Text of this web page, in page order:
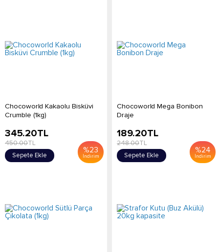
Chocoworld Kakaolu Bisküvi
Crumble (1kg)
%23
İndirim
345.20TL
450.00TL
Sepete Ekle
Chocoworld Mega Bonibon
Draje
%24
İndirim
189.20TL
248.00TL
Sepete Ekle